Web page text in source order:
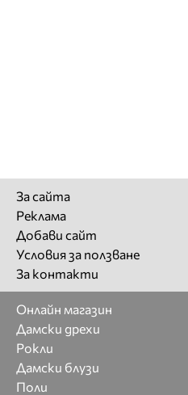
За сайта
Реклама
Добави сайт
Условия за ползване
За контакти
Онлайн магазин
Дамски дрехи
Рокли
Дамски блузи
Поли